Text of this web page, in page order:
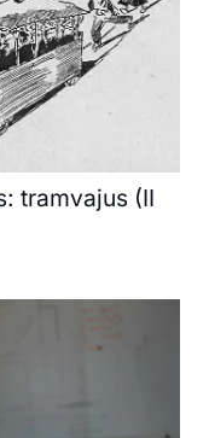
tramvajus (II